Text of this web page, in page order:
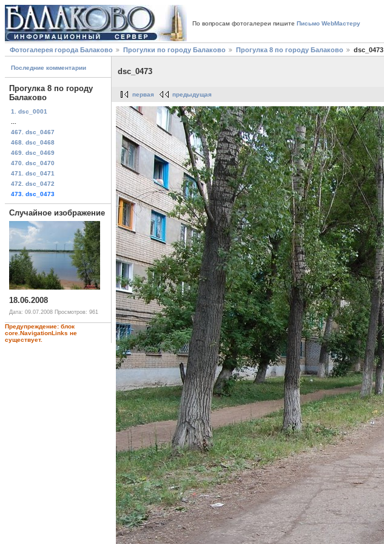
По вопросам фотогалереи пишите Письмо WebМастеру
Фотогалерея города Балаково Прогулки по городу Балаково Прогулка 8 по городу Балаково dsc_0473
Последние комментарии
Прогулка 8 по городу
Балаково
1. dsc_0001
467. dsc_0467
468. dsc_0468
469. dsc_0469
470. dsc_0470
471. dsc_0471
472. dsc_0472
473. dsc_0473
Случайное изображение
18.06.2008
Дата: 09.07.2008 Просмотров: 961
Предупреждение: блок
core.NavigationLinks не
существует.
dsc_0473
первая предыдущая